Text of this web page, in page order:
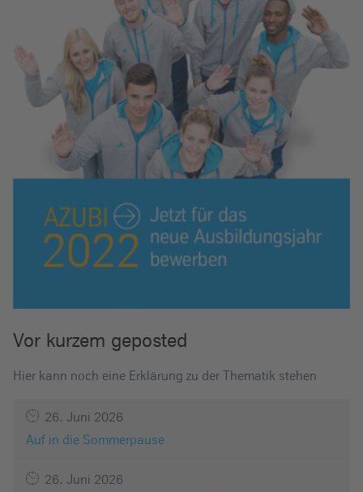
Vor kurzem geposted
Hier kann noch eine Erklärung zu der Thematik stehen
26. Juni 2026
Auf in die Sommerpause
26. Juni 2026